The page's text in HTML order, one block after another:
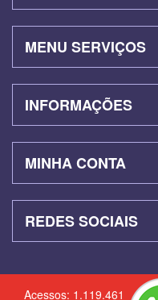
MENU SERVIÇOS
INFORMAÇÕES
MINHA CONTA
REDES SOCIAIS
Acessos: 1.119.461